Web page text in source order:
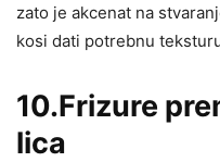
zato je akcenat na
kosi dati potrebnu
10.Frizure
lica